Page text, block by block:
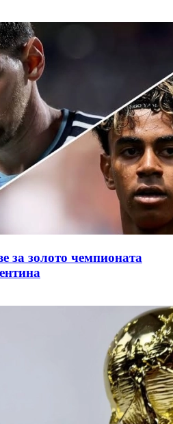
за золото чемпионата